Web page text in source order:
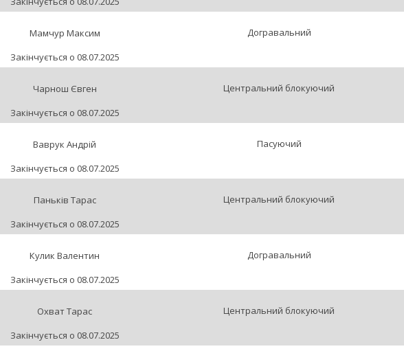
Мамчур Максим
Закінчується о 08.07.2025
Догравальний
Чарнош Євген
Закінчується о 08.07.2025
Центральний блокуючий
Ваврук Андрій
Закінчується о 08.07.2025
Пасуючий
Паньків Тарас
Закінчується о 08.07.2025
Центральний блокуючий
Кулик Валентин
Закінчується о 08.07.2025
Догравальний
Охват Тарас
Закінчується о 08.07.2025
Центральний блокуючий